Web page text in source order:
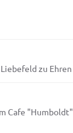
zu Ehren
Cafe "Humboldt"